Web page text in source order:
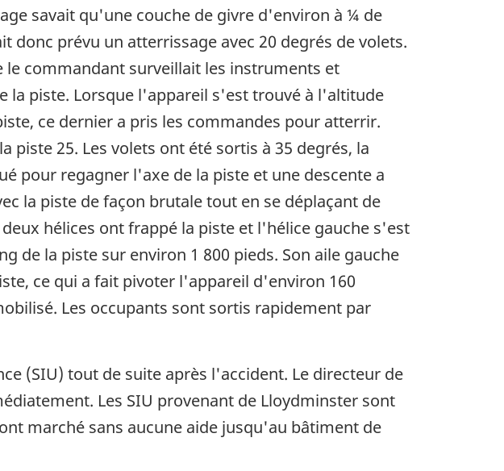
savait qu'une couche de givre d'environ à ¼ de
prévu un atterrissage avec 20 degrés de volets.
commandant surveillait les instruments et
la piste. Lorsque l'appareil s'est trouvé à l'altitude
ce dernier a pris les commandes pour atterrir.
25. Les volets ont été sortis à 35 degrés, la
pour regagner l'axe de la piste et une descente a
la piste de façon brutale tout en se déplaçant de
hélices ont frappé la piste et l'hélice gauche s'est
de la piste sur environ 1 800 pieds. Son aile gauche
ce qui a fait pivoter l'appareil d'environ 160
Les occupants sont sortis rapidement par
(SIU) tout de suite après l'accident. Le directeur de
Les SIU provenant de Lloydminster sont
marché sans aucune aide jusqu'au bâtiment de